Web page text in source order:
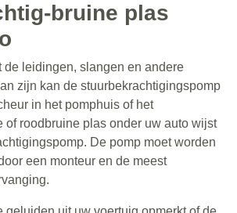
bruine plas
de leidingen, slangen en andere
zijn kan de stuurbekrachtigingspomp
in het pomphuis of het
of roodbruine plas onder uw auto wijst
De pomp moet worden
een monteur en de meest